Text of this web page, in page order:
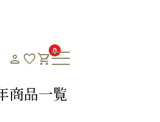
person favoriteshopping_cart
0
通年商品一覧
商品一覧